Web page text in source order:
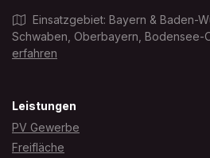
Einsatzgebiet: Bayern & Baden-
Schwaben, Oberbayern, Bodensee-
erfahren
Leistungen
PV Gewerbe
Freifläche